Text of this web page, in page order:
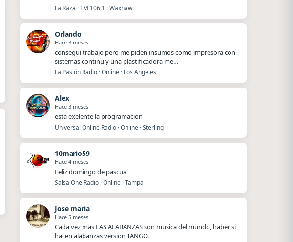
La Raza · FM 106.1 · Waxhaw
Orlando
Hace 3 meses
​​consegui trabajo pero me piden insumos como impresora con
sistemas continu y una plastificadora me…
La Pasión Radio · Online · Los Angeles
Alex
Hace 3 meses
esta exelente la programacion
Universal Online Radio · Online · Sterling
10mario59
Hace 4 meses
Feliz domingo de pascua
Salsa One Radio · Online · Tampa
Jose maria
Hace 5 meses
Cada vez mas LAS ALABANZAS son musica del mundo, haber si
hacen alabanzas version TANGO.